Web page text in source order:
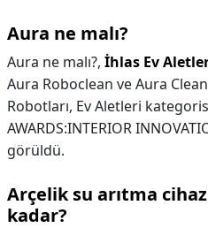
Aura ne malı?
Aura ne malı?, İhlas Ev
Aura Roboclean ve Aura
Robotları, Ev Aletleri
AWARDS:INTERIOR
görüldü.
Arçelik su arıtma
kadar?